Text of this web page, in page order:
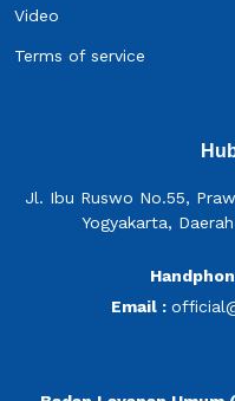
Video
Terms of service
Jl. Ibu Ruswo No.55,
Yogyakarta,
Email :